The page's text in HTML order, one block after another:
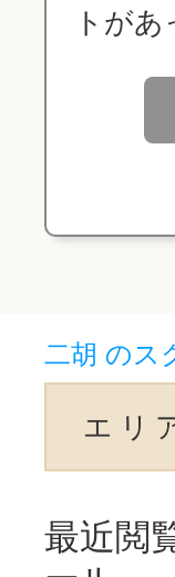
トが
二胡 のス
エリ
最近閲